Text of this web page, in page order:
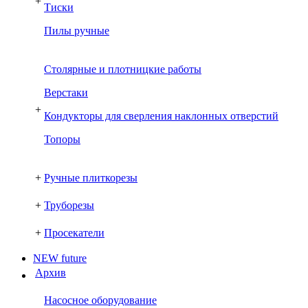
Тиски
Пилы ручные
+
Столярные и плотницкие работы
Верстаки
Кондукторы для сверления наклонных отверстий
Топоры
+ Ручные плиткорезы
+ Труборезы
+ Просекатели
NEW future
Архив
Насосное оборудование